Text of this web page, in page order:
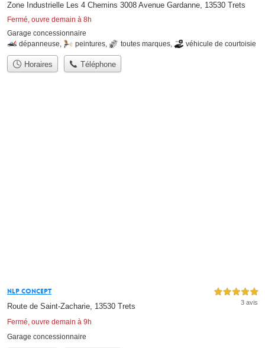
Zone Industrielle Les 4 Chemins 3008 Avenue Gardanne, 13530 Trets
Fermé, ouvre demain à 8h
Garage concessionnaire
dépanneuse, peintures, toutes marques, véhicule de courtoisie
Horaires Téléphone
Nlp Concept
Route de Saint-Zacharie, 13530 Trets
Fermé, ouvre demain à 9h
5,0 étoiles sur 5
3 avis
Garage concessionnaire